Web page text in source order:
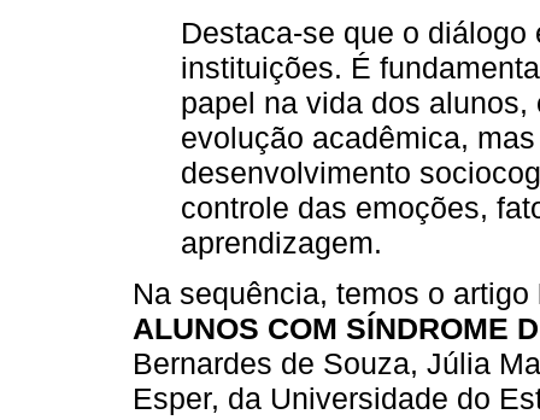
Destaca-se que o
instituições. É
papel na vida dos
evolução acadêmica,
desenvolvimento
controle das emoções,
aprendizagem.
Na sequência, temos o artigo
ALUNOS COM SÍNDROME
Bernardes de Souza, Júlia
Esper, da Universidade do